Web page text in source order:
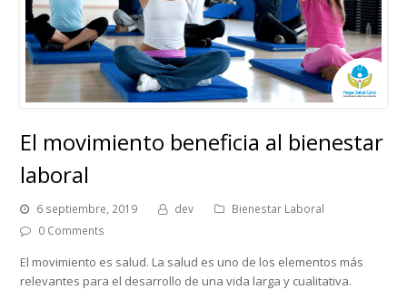
El movimiento beneficia al bienestar
laboral
6 septiembre, 2019 dev
Bienestar Laboral
0 Comments
El movimiento es salud. La salud es uno de los elementos más
relevantes para el desarrollo de una vida larga y cualitativa.